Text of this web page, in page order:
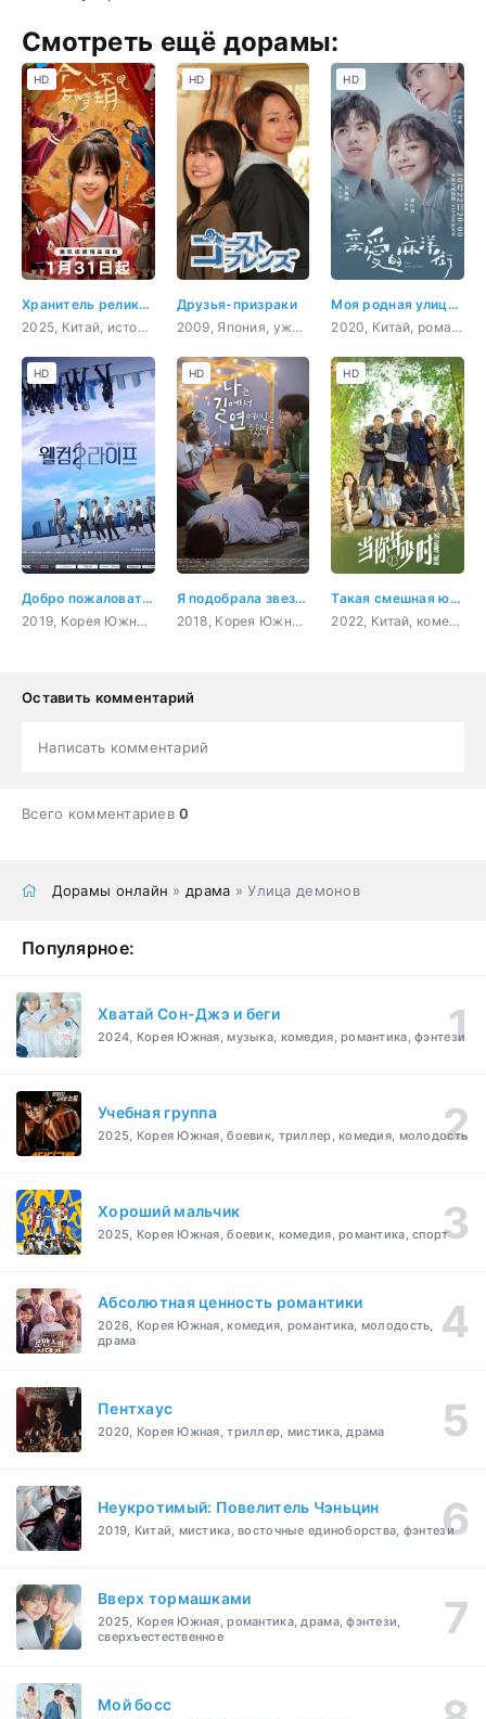
Смотреть ещё дорамы:
Хранитель реликвий
2025, Китай, история, фэнтези
HD
Друзья-призраки
2009, Япония, ужасы, комедия, романтика, сверхъестественное
HD
Моя родная улица Маян
2020, Китай, романтика, повседневность, молодость, мелодрама
HD
Добро пожаловать в жизнь
2019, Корея Южная, комедия, закон, романтика, фэнтези
HD
Я подобрала звезду на дороге
2018, Корея Южная, комедия, романтика
HD
Такая смешная юность
2022, Китай, комедия, молодость
HD
Оставить комментарий
Написать комментарий
Всего комментариев0
Дорамы онлайн » драма » Улица демонов
Популярное:
Хватай Сон-Джэ и беги
2024, Корея Южная, музыка, комедия, романтика, фэнтези
Учебная группа
2025, Корея Южная, боевик, триллер, комедия, молодость
Хороший мальчик
2025, Корея Южная, боевик, комедия, романтика, спорт
Абсолютная ценность романтики
2026, Корея Южная, комедия, романтика, молодость,
драма
Пентхаус
2020, Корея Южная, триллер, мистика, драма
Неукротимый: Повелитель Чэньцин
2019, Китай, мистика, восточные единоборства, фэнтези
Вверх тормашками
2025, Корея Южная, романтика, драма, фэнтези,
сверхъестественное
Мой босс